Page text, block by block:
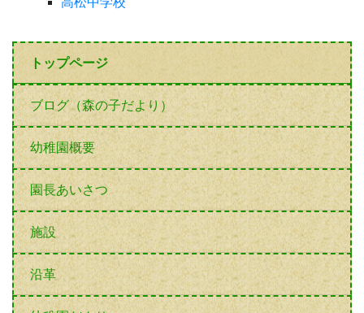
トップページ
ブログ（森の子だより）
幼稚園概要
園長あいさつ
施設
沿革